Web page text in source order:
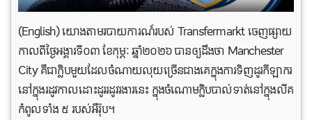
(English) យោងតាមរបាយការណ៍របស់ Transfermarkt ចេញផ្សាយ
កាលពីថ្ងៃអង្គារទី០៣ ខែកុម្ភៈ ឆ្នាំ២០២៦ បានឲ្យដឹងថា Manchester
City គឺជាក្លិបមួយដែលចំណាយលុយច្រើនជាងគេក្នុងការទិញដូរកីឡាករ
នៅក្នុងរដូវកាលដោះដូររដូវរងារនេះ ក្នុងចំណោមក្លិបបាល់ទាត់នៅក្នុងលីគ
កំពូលទាំង ៥ របស់អឺរ៉ុប។